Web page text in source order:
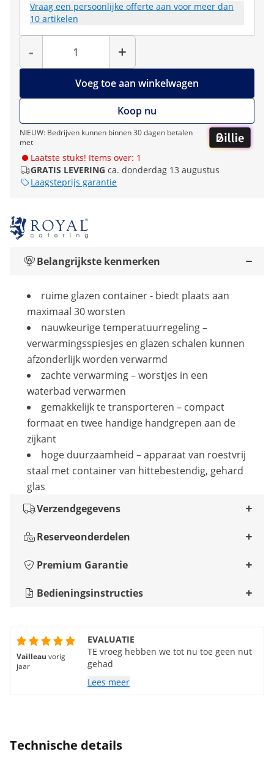
Vraag een persoonlijke offerte aan voor meer dan
10 artikelen
-
Hoeveelheid
+
Voeg toe aan winkelwagen
Koop nu
NIEUW: Bedrijven kunnen binnen 30 dagen betalen
met
Laatste stuks! Items over: 1
GRATIS LEVERING ca. donderdag 13 augustus
Laagsteprijs garantie
Belangrijkste kenmerken
ruime glazen container - biedt plaats aan
maximaal 30 worsten
nauwkeurige temperatuurregeling –
verwarmingsspiesjes en glazen schalen kunnen
afzonderlijk worden verwarmd
zachte verwarming – worstjes in een
waterbad verwarmen
gemakkelijk te transporteren – compact
formaat en twee handige handgrepen aan de
zijkant
hoge duurzaamheid – apparaat van roestvrij
staal met container van hittebestendig, gehard
glas
Verzendgegevens
Reserveonderdelen
Premium Garantie
Bedieningsinstructies
Vailleau vorig
jaar
EVALUATIE
TE vroeg hebben we tot nu toe geen nut
gehad
Lees meer
Technische details